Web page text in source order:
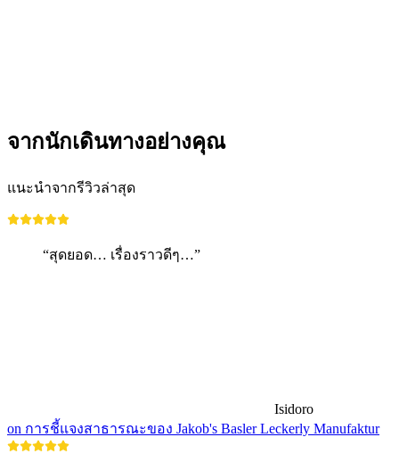
จากนักเดินทางอย่างคุณ
แนะนำจากรีวิวล่าสุด
“สุดยอด… เรื่องราวดีๆ…”
Isidoro
on การชี้แจงสาธารณะของ Jakob's Basler Leckerly Manufaktur